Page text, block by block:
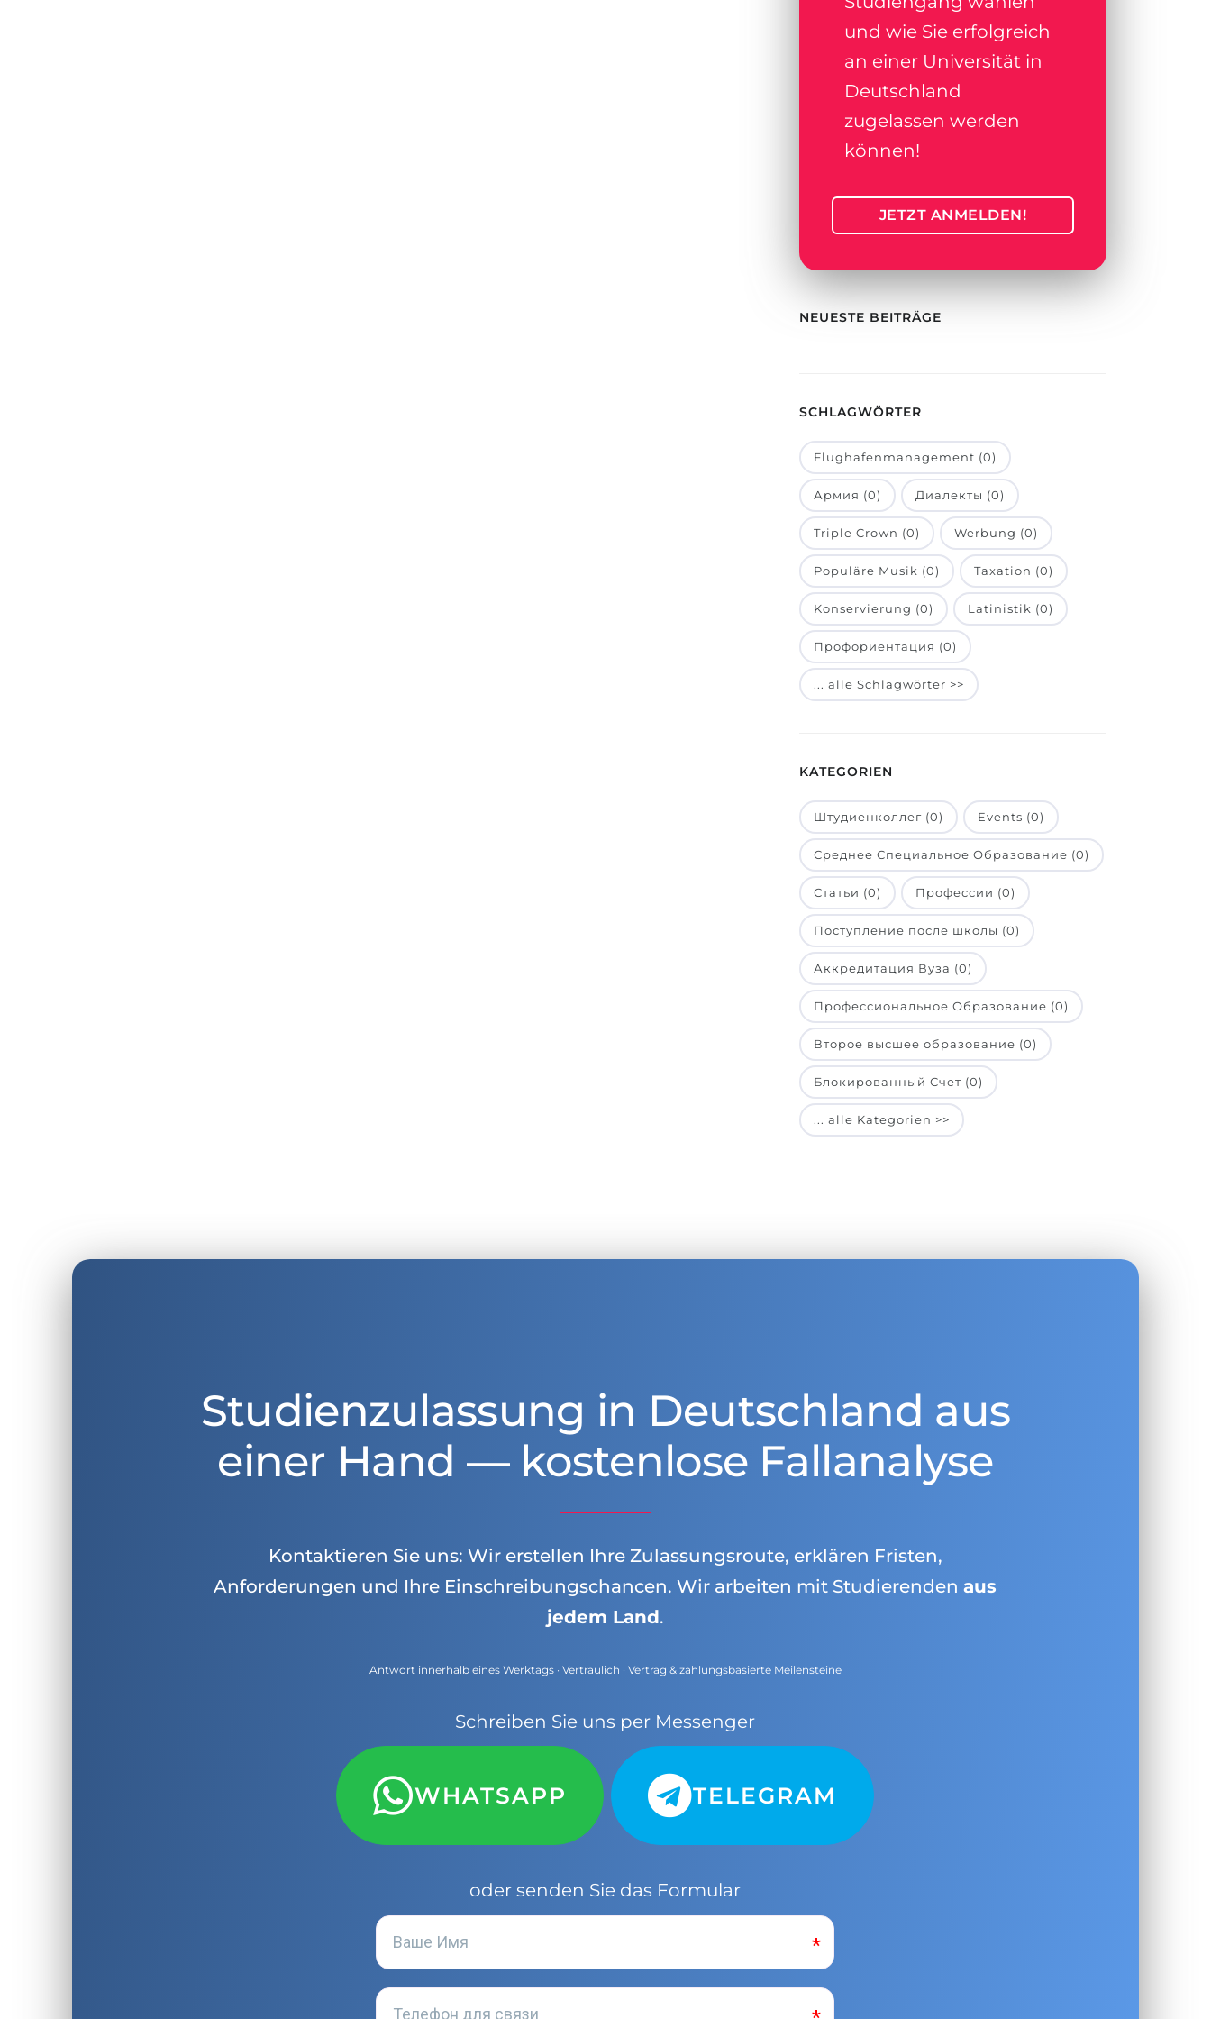
und wie Sie erfolgreich
an einer Universität in
Deutschland
zugelassen werden
können!
JETZT ANMELDEN!
NEUESTE BEITRÄGE
SCHLAGWÖRTER
Flughafenmanagement (0)
Армия (0) Диалекты (0)
Triple Crown (0) Werbung (0)
Populäre Musik (0) Taxation (0)
Konservierung (0) Latinistik (0)
Профориентация (0)
... alle Schlagwörter >>
KATEGORIEN
Штудиенколлег (0) Events (0)
Среднее Специальное Образование (0)
Статьи (0) Профессии (0)
Поступление после школы (0)
Аккредитация Вуза (0)
Профессиональное Образование (0)
Второе высшее образование (0)
Блокированный Счет (0)
... alle Kategorien >>
Studienzulassung in Deutschland aus
einer Hand — kostenlose Fallanalyse
Kontaktieren Sie uns: Wir erstellen Ihre Zulassungsroute, erklären Fristen,
Anforderungen und Ihre Einschreibungschancen. Wir arbeiten mit Studierendenaus
jedem Land.
Antwort innerhalb eines Werktags · Vertraulich · Vertrag & zahlungsbasierte Meilensteine
Schreiben Sie uns per Messenger
WHATSAPP TELEGRAM
oder senden Sie das Formular